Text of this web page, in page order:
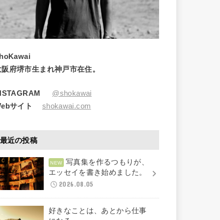
阪府堺市生まれ神戸市在住。
@shokawai
サイト
shokawai.com
最近の投稿
写真集を作るつもりが、
エッセイを書き始めました。
2026.08.05
好きなことは、あとから仕事